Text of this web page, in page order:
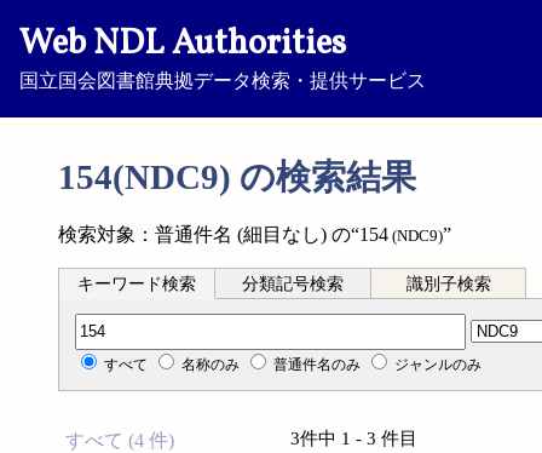
Web NDL Authorities
国立国会図書館典拠データ検索・提供サービス
154(NDC9) の検索結果
検索対象：普通件名 (細目なし) の“154 (NDC9)”
キーワード検索 分類記号検索 識別子検索
分類記号検索
すべて 名称のみ 普通件名のみ ジャンルのみ
すべて (4 件)
3件中 1 - 3 件目